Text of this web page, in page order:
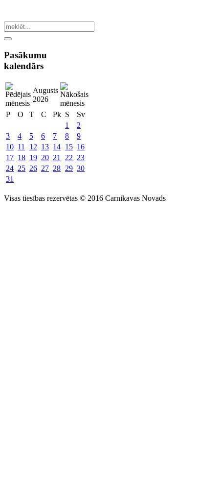
Pasākumu
kalendārs
Augusts
2026
P
O T C Pk S
Sv
1
2
3
4 5 6 7 8
9
10 11 12 13 14 15 16
17 18 19 20 21 22 23
24 25 26 27 28 29 30
31
Visas tiesības rezervētas © 2016 Carnikavas Novads